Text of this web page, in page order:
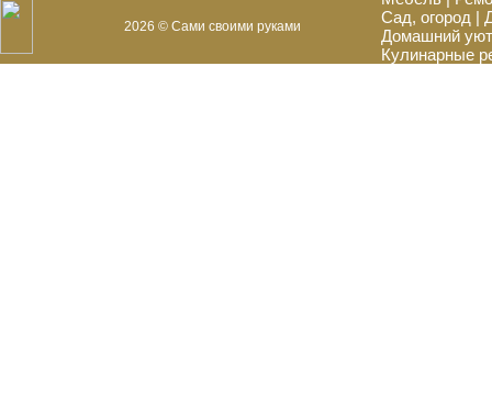
2026 © Сами своими руками
Сад, огород |
Домашний уют
Кулинарные